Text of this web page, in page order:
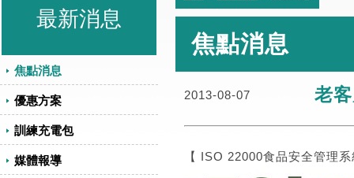
最新消息
焦點消息
優惠方案
訓練充電包
媒體報導
焦點消息
2013-08-07 老
【 ISO 22000食品安全管理